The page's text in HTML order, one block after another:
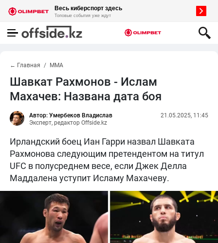
← Главная MMA
Шавкат Рахмонов - Ислам
Махачев: Названа дата боя
Автор: Умербеков Владислав
Эксперт, редактор Offside.kz
21.05.2025, 11:45
Ирландский боец Иан Гарри назвал Шавката
Рахмонова следующим претендентом на титул
UFC в полусреднем весе, если Джек Делла
Маддалена уступит Исламу Махачеву.